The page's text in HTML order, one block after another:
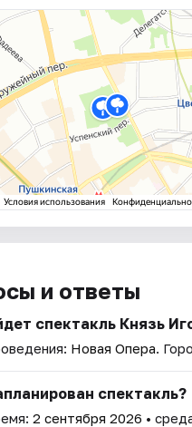
и ответы
спектакль Князь
Новая Опера.
спектакль?
2 сентября 2026 •